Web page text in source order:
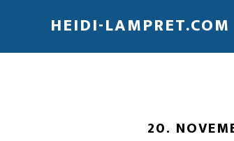
HEIDI-LAMPRET.COM
20.